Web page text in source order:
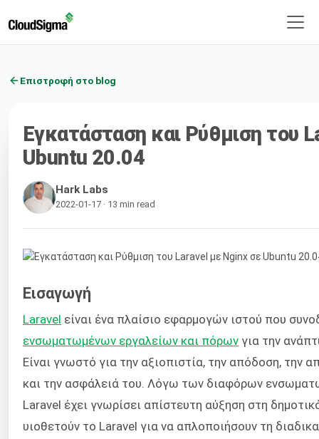
Επιστροφή στο blog
Εγκατάσταση και Ρύθμιση του
Ubuntu 20.04
Hark Labs
2022-01-17 · 13 min read
Εισαγωγή
Laravel είναι ένα πλαίσιο εφαρμογών ιστού που
ενσωματωμένων εργαλείων και πόρων για την
Είναι γνωστό για την αξιοπιστία, την απόδοση, την
και την ασφάλειά του. Λόγω των διαφόρων
Laravel έχει γνωρίσει απίστευτη αύξηση στη
υιοθετούν το Laravel για να απλοποιήσουν τη